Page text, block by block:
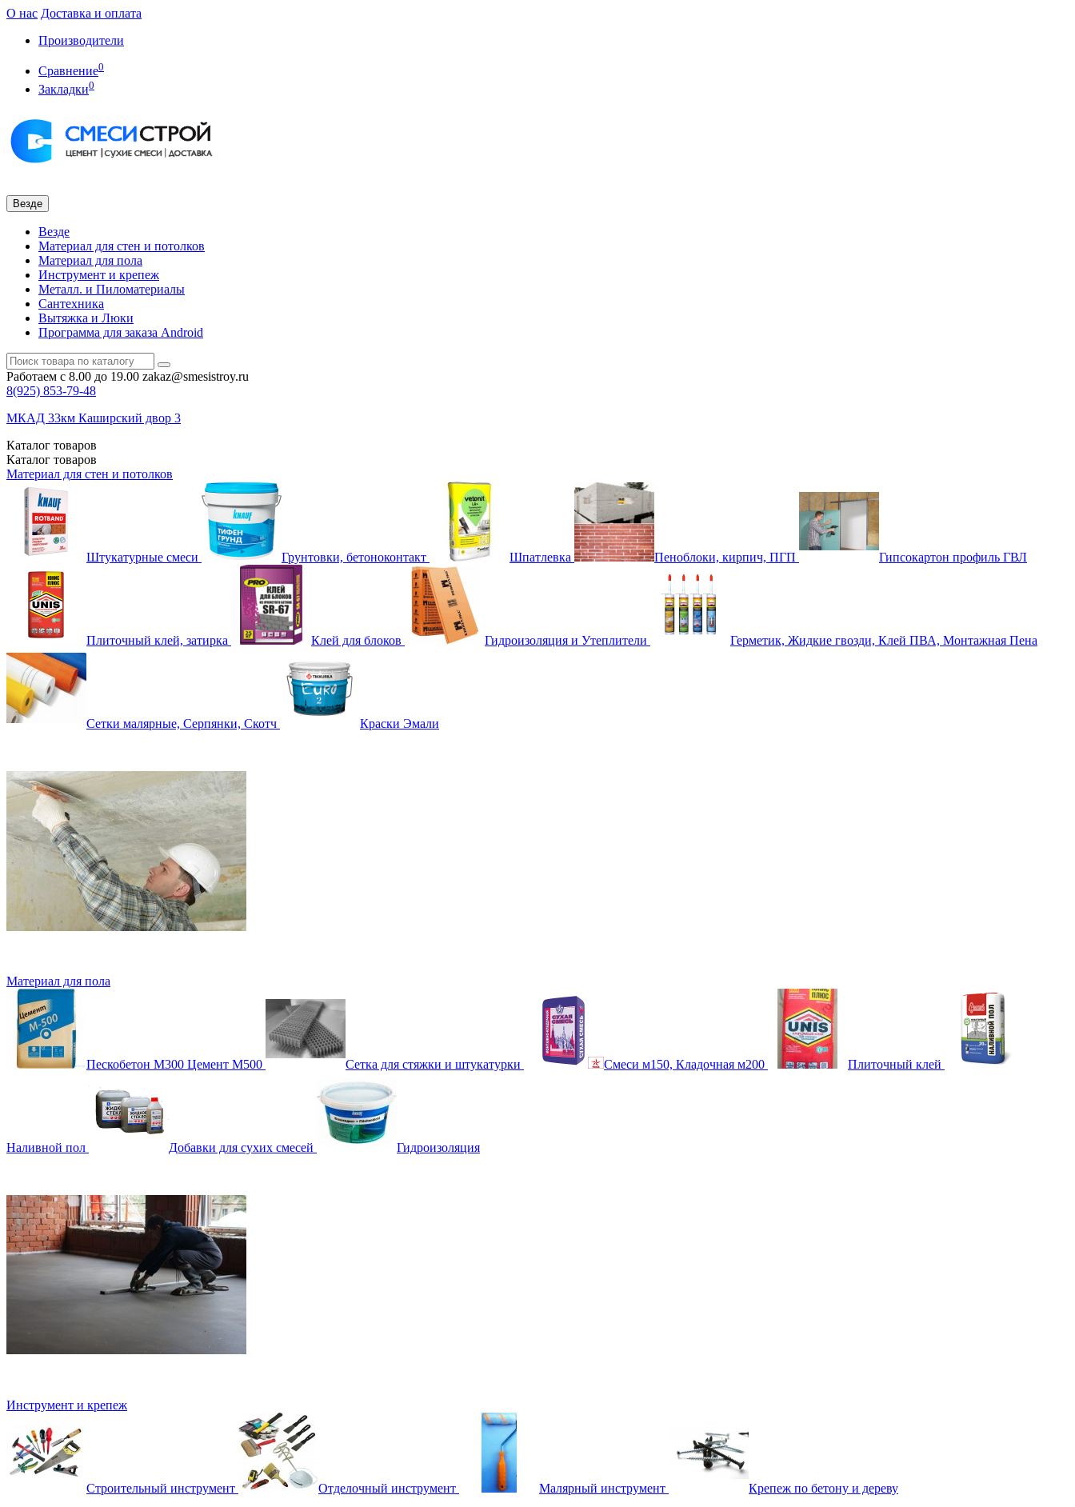
О нас Доставка и оплата
Производители
Сравнение0
Закладки0
Везде
Везде
Материал для стен и потолков
Материал для пола
Инструмент и крепеж
Металл. и Пиломатериалы
Сантехника
Вытяжка и Люки
Программа для заказа Android
Работаем с 8.00 до 19.00 zakaz@smesistroy.ru
8(925) 853-79-48
МКАД 33км Каширский двор 3
Каталог товаров
Каталог товаров
Материал для стен и потолков
Штукатурные смеси Грунтовки, бетоноконтакт Шпатлевка Пеноблоки, кирпич, ПГП Гипсокартон профиль ГВЛ
Плиточный клей, затирка Клей для блоков Гидроизоляция и Утеплители Герметик, Жидкие гвозди, Клей ПВА, Монтажная Пена
Сетки малярные, Серпянки, Скотч Краски Эмали
Материал для пола
Пескобетон М300 Цемент М500 Сетка для стяжки и штукатурки Смеси м150, Кладочная м200 Плиточный клей
Наливной пол Добавки для сухих смесей Гидроизоляция
Инструмент и крепеж
Строительный инструмент Отделочный инструмент Малярный инструмент Крепеж по бетону и дереву